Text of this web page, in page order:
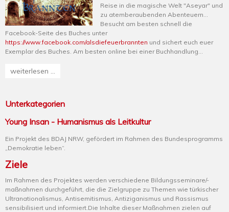
Reise in die magische Welt "Aseyar" und
zu atemberaubenden Abenteuern...
Besucht am besten schnell die
Facebook-Seite des Buches unter
https://www.facebook.com/alsdiefeuerbrannten und sichert euch euer
Exemplar des Buches. Am besten online bei einer Buchhandlung…
weiterlesen ...
Unterkategorien
Young Insan - Humanismus als Leitkultur
Ein Projekt des BDAJ NRW, gefördert im Rahmen des Bundesprogramms
„Demokratie leben“.
Ziele
Im Rahmen des Projektes werden verschiedene Bildungsseminare/-
maßnahmen durchgeführt, die die Zielgruppe zu Themen wie türkischer
Ultranationalismus, Antisemitismus, Antiziganismus und Rassismus
sensibilisiert und informiert.Die Inhalte dieser Maßnahmen zielen auf